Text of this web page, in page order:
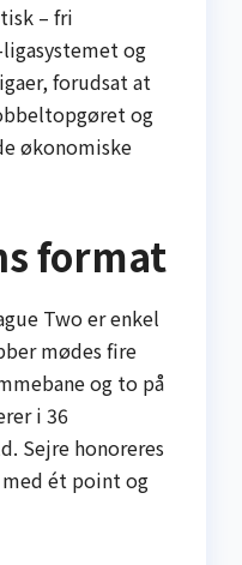
– fri
og
forudsat at
og
økonomiske
format
Two er enkel
mødes fire
og to på
i 36
Sejre honoreres
ét point og